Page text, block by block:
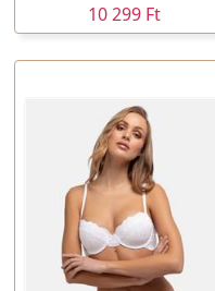
10 299 Ft